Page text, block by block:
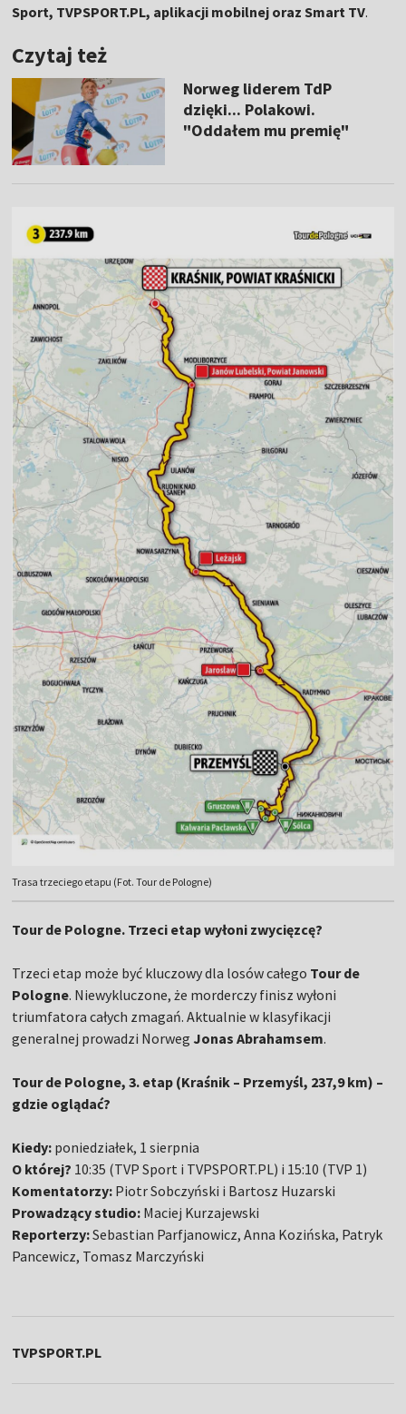
Sport, TVPSPORT.PL, aplikacji mobilnej oraz Smart TV.
Czytaj też
Norweg liderem TdP
dzięki... Polakowi.
"Oddałem mu premię"
Trasa trzeciego etapu (Fot. Tour de Pologne)
Tour de Pologne. Trzeci etap wyłoni zwycięzcę?
Trzeci etap może być kluczowy dla losów całego Tour de
Pologne. Niewykluczone, że morderczy finisz wyłoni
triumfatora całych zmagań. Aktualnie w klasyfikacji
generalnej prowadzi Norweg Jonas Abrahamsem.
Tour de Pologne, 3. etap (Kraśnik – Przemyśl, 237,9 km) –
gdzie oglądać?
Kiedy: poniedziałek, 1 sierpnia
O której? 10:35 (TVP Sport i TVPSPORT.PL) i 15:10 (TVP 1)
Komentatorzy: Piotr Sobczyński i Bartosz Huzarski
Prowadzący studio: Maciej Kurzajewski
Reporterzy:Sebastian Parfjanowicz, Anna Kozińska, Patryk
Pancewicz, Tomasz Marczyński
TVPSPORT.PL